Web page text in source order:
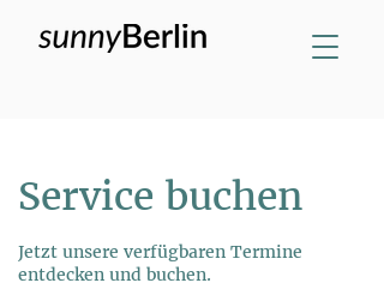
Service buchen
Jetzt unsere verfügbaren Termine
entdecken und buchen.